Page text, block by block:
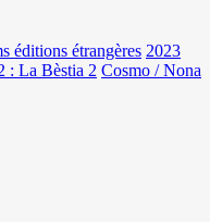
éditions étrangères 2023
: La Bèstia 2 Cosmo / Nona